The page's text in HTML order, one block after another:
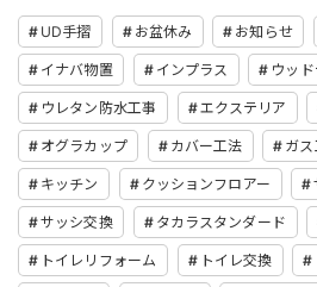
UD手摺 お盆休み お知らせ
イナバ物置 インプラス ウッ
ウレタン防水工事 エクステリア
オグラカップ カバー工法 ガ
キッチン クッションフロアー
サッシ交換 タカラスタンダード
トイレリフォーム トイレ交換